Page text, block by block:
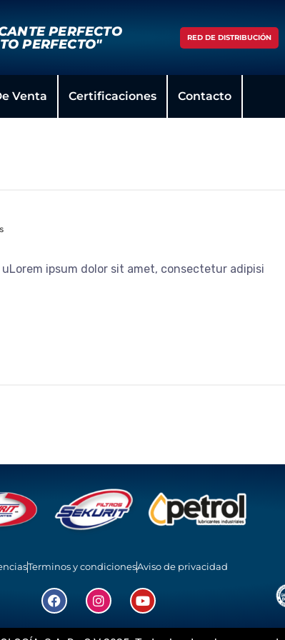
PERFECTO
PERFECTO"
RED DE DISTRIBUCIÓN
Venta Certificaciones Contacto
ipsum dolor sit amet, consectetur adipisi
Terminos y condicionesAviso de privacidad